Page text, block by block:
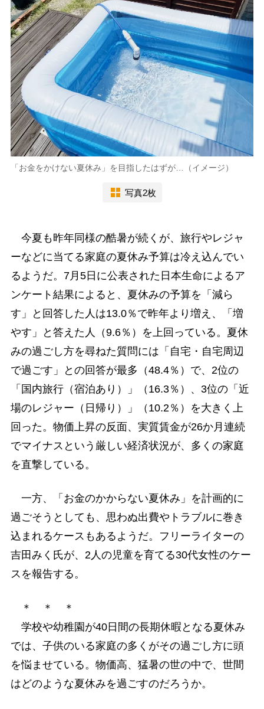
「お金をかけない夏休み」を目指したはずが…（イメージ）
写真2枚
今夏も昨年同様の酷暑が続くが、旅行やレジャ
ーなどに当てる家庭の夏休み予算は冷え込んでい
るようだ。7月5日に公表された日本生命によるア
ンケート結果によると、夏休みの予算を「減ら
す」と回答した人は13.0％で昨年より増え、「増
やす」と答えた人（9.6％）を上回っている。夏休
みの過ごし方を尋ねた質問には「自宅・自宅周辺
で過ごす」との回答が最多（48.4％）で、2位の
「国内旅行（宿泊あり）」（16.3％）、3位の「近
場のレジャー（日帰り）」（10.2％）を大きく上
回った。物価上昇の反面、実質賃金が26か月連続
でマイナスという厳しい経済状況が、多くの家庭
を直撃している。
一方、「お金のかからない夏休み」を計画的に
過ごそうとしても、思わぬ出費やトラブルに巻き
込まれるケースもあるようだ。フリーライターの
吉田みく氏が、2人の児童を育てる30代女性のケー
スを報告する。
＊ ＊ ＊
学校や幼稚園が40日間の長期休暇となる夏休み
では、子供のいる家庭の多くがその過ごし方に頭
を悩ませている。物価高、猛暑の世の中で、世間
はどのような夏休みを過ごすのだろうか。